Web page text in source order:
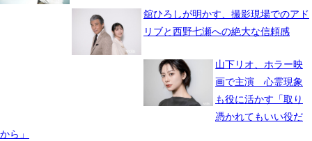
舘ひろしが明かす、撮影現場でのアド
リブと西野七瀬への絶大な信頼感
山下リオ、ホラー映
画で主演 心霊現象
も役に活かす「取り
憑かれてもいい役だ
から」